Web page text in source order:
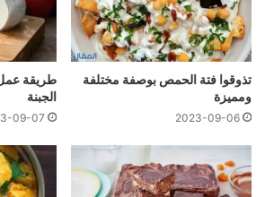
تذوقوا فتة الحمص بوصفة مختلفة
ومميزة
2023-09-06
طريقة عمل
الجبنة
09-07